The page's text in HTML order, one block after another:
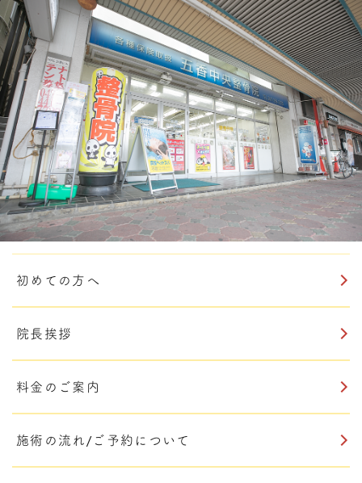
初めての方へ
院長挨拶
料金のご案内
施術の流れ/ご予約について